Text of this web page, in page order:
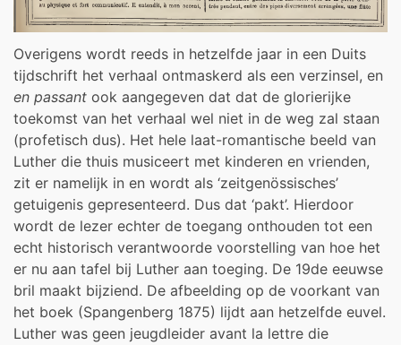
Overigens wordt reeds in hetzelfde jaar in een Duits
tijdschrift het verhaal ontmaskerd als een verzinsel, en
en passant ook aangegeven dat dat de glorierijke
toekomst van het verhaal wel niet in de weg zal staan
(profetisch dus). Het hele laat-romantische beeld van
Luther die thuis musiceert met kinderen en vrienden,
zit er namelijk in en wordt als ‘zeitgenössisches’
getuigenis gepresenteerd. Dus dat ‘pakt’. Hierdoor
wordt de lezer echter de toegang onthouden tot een
echt historisch verantwoorde voorstelling van hoe het
er nu aan tafel bij Luther aan toeging. De 19de eeuwse
bril maakt bijziend. De afbeelding op de voorkant van
het boek (Spangenberg 1875) lijdt aan hetzelfde euvel.
Luther was geen jeugdleider avant la lettre die